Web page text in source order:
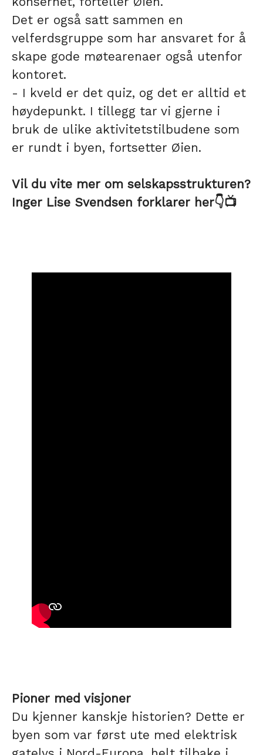
Det er også satt sammen en
velferdsgruppe som har ansvaret for å
skape gode møtearenaer også utenfor
kontoret.
- I kveld er det quiz, og det er alltid et
høydepunkt. I tillegg tar vi gjerne i
bruk de ulike aktivitetstilbudene som
er rundt i byen, fortsetter Øien.
Vil du vite mer om selskapsstrukturen?
Inger Lise Svendsen forklarer her👇📺
Pioner med visjoner
Du kjenner kanskje historien? Dette er
byen som var først ute med elektrisk